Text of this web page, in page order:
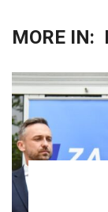
MORE IN: